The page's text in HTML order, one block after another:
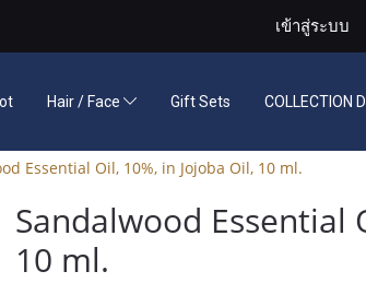
เข้าสู่ระบบ
Hair / Face Gift Sets COLLECTION
Essential Oil, 10%, in Jojoba Oil, 10 ml.
Sandalwood Essential
10 ml.